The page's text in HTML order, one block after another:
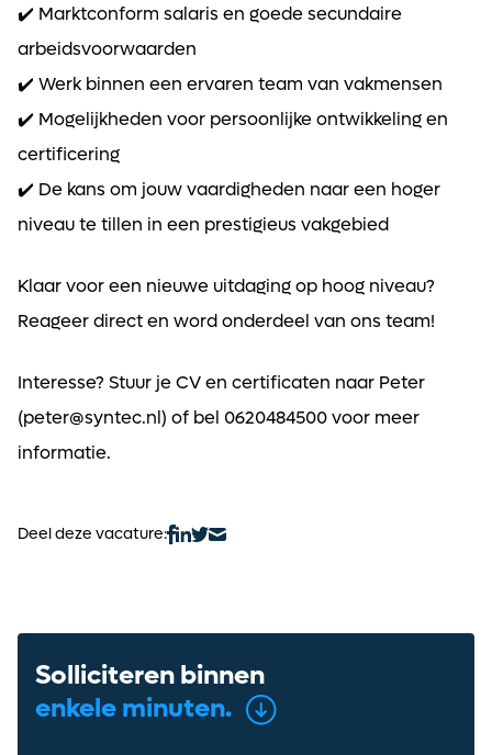
✔️ Marktconform salaris en goede secundaire
arbeidsvoorwaarden
✔️ Werk binnen een ervaren team van vakmensen
✔️ Mogelijkheden voor persoonlijke ontwikkeling en
certificering
✔️ De kans om jouw vaardigheden naar een hoger
niveau te tillen in een prestigieus vakgebied
Klaar voor een nieuwe uitdaging op hoog niveau?
Reageer direct en word onderdeel van ons team!
Interesse? Stuur je CV en certificaten naar Peter
(peter@syntec.nl) of bel 0620484500 voor meer
informatie.
Deel deze vacature:
Solliciteren binnen
enkele minuten.